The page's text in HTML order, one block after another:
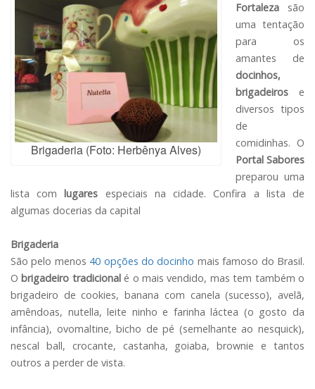
Brigaderia (Foto: Herbênya Alves)
Fortaleza são
uma tentação
para os
amantes de
docinhos,
brigadeiros e
diversos tipos
de
comidinhas. O
Portal Sabores
preparou uma
lista com lugares especiais na cidade. Confira a lista de
algumas docerias da capital
Brigaderia
São pelo menos 40 opções do docinho mais famoso do Brasil.
O brigadeiro tradicionalé o mais vendido, mas tem também o
brigadeiro de cookies, banana com canela (sucesso), avelã,
amêndoas, nutella, leite ninho e farinha láctea (o gosto da
infância), ovomaltine, bicho de pé (semelhante ao nesquick),
nescal ball, crocante, castanha, goiaba, brownie e tantos
outros a perder de vista.